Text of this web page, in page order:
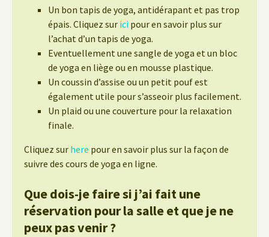
Un bon tapis de yoga, antidérapant et pas trop
épais. Cliquez sur ici pour en savoir plus sur
l’achat d’un tapis de yoga.
Eventuellement une sangle de yoga et un bloc
de yoga en liège ou en mousse plastique.
Un coussin d’assise ou un petit pouf est
également utile pour s’asseoir plus facilement.
Un plaid ou une couverture pour la relaxation
finale.
Cliquez sur here pour en savoir plus sur la façon de
suivre des cours de yoga en ligne.
Que dois-je faire si j’ai fait une
réservation pour la salle et que je ne
peux pas venir ?